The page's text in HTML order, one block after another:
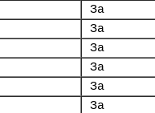
За
За
За
За
За
За